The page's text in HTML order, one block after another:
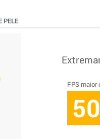
PELE
FPS maior
50